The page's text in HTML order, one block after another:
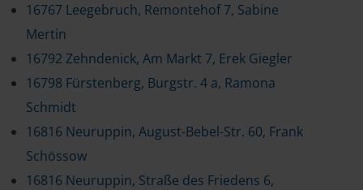
16767 Leegebruch, Remontehof 7, Sabine
Mertin
16792 Zehndenick, Am Markt 7, Erek Giegler
16798 Fürstenberg, Burgstr. 4 a, Ramona
Schmidt
16816 Neuruppin, August-Bebel-Str. 60, Frank
Schössow
16816 Neuruppin, Straße des Friedens 6,